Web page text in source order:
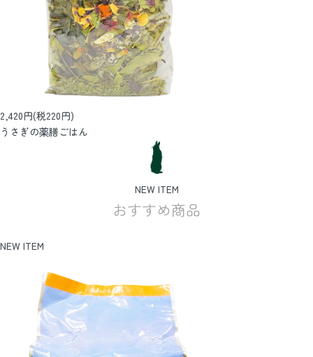
2,420円(税220円)
うさぎの薬膳ごはん
NEW ITEM
おすすめ商品
NEW ITEM